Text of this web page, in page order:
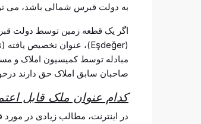
به دولت قبرس شمالی باشد، می
اگر یک قطعه زمین توسط دولت
مبادله توسط کمیسیون املاک و
صاحبان سابق املاک حق دارند
کدام عنوان ملک قابل
در اینترنت، مطالب زیادی در